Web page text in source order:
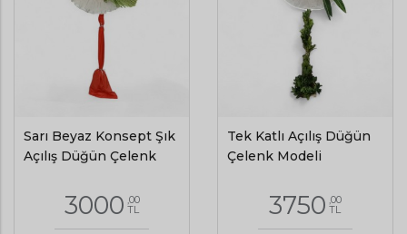
Sarı Beyaz Konsept Şık
Açılış Düğün Çelenk
3000 ,00
TL
Tek Katlı Açılış Düğün
Çelenk Modeli
3750 ,00
TL